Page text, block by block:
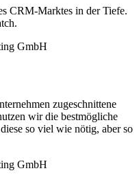
CRM-Marktes in der Tiefe.
zugeschnittene
wir die bestmögliche
so viel wie nötig, aber so